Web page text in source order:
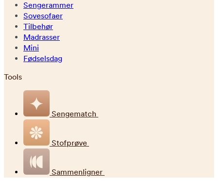
Sengerammer
Sovesofaer
Tilbehør
Madrasser
Mini
Fødselsdag
Tools
Sengematch
Stofprøve
Sammenligner